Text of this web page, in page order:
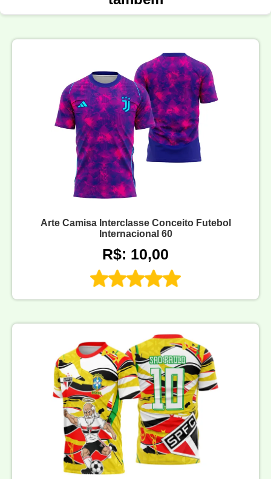
Arte Camisa Interclasse Conceito Futebol
Internacional 60
R$: 10,00